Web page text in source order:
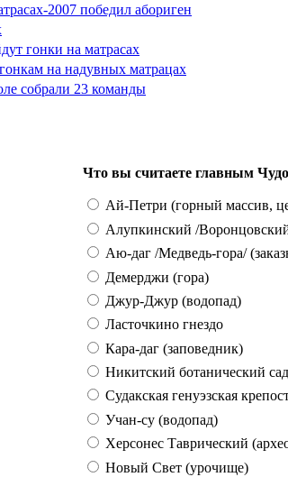
2007 победил абориген
гонки на матрасах
на надувных матрацах
собрали 23 команды
Что вы считаете главным
Ай-Петри (горный массив,
Алупкинский /
Аю-даг /Медведь-гора/
Демерджи (гора)
Джур-Джур (водопад)
Ласточкино гнездо
Кара-даг (заповедник)
Никитский ботанический сад
Судакская генуэзская
Учан-су (водопад)
Херсонес Таврический
Новый Свет (урочище)